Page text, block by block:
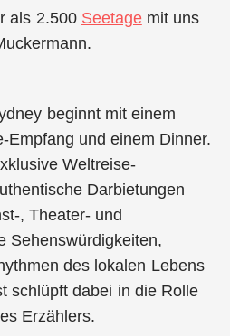
als 2.500 Seetagemit uns
beginnt mit einem
Empfang und einem Dinner.
Weltreise-
Darbietungen
, Theater- und
Sehenswürdigkeiten,
des lokalen Lebens
schlüpft dabei in die Rolle
Erzählers.